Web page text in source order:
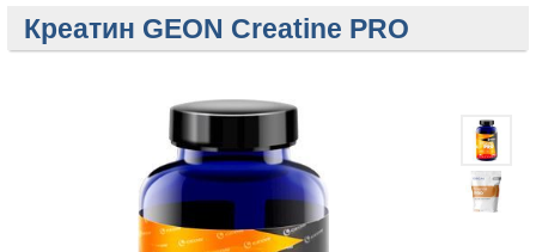
Креатин GEON Creatine PRO